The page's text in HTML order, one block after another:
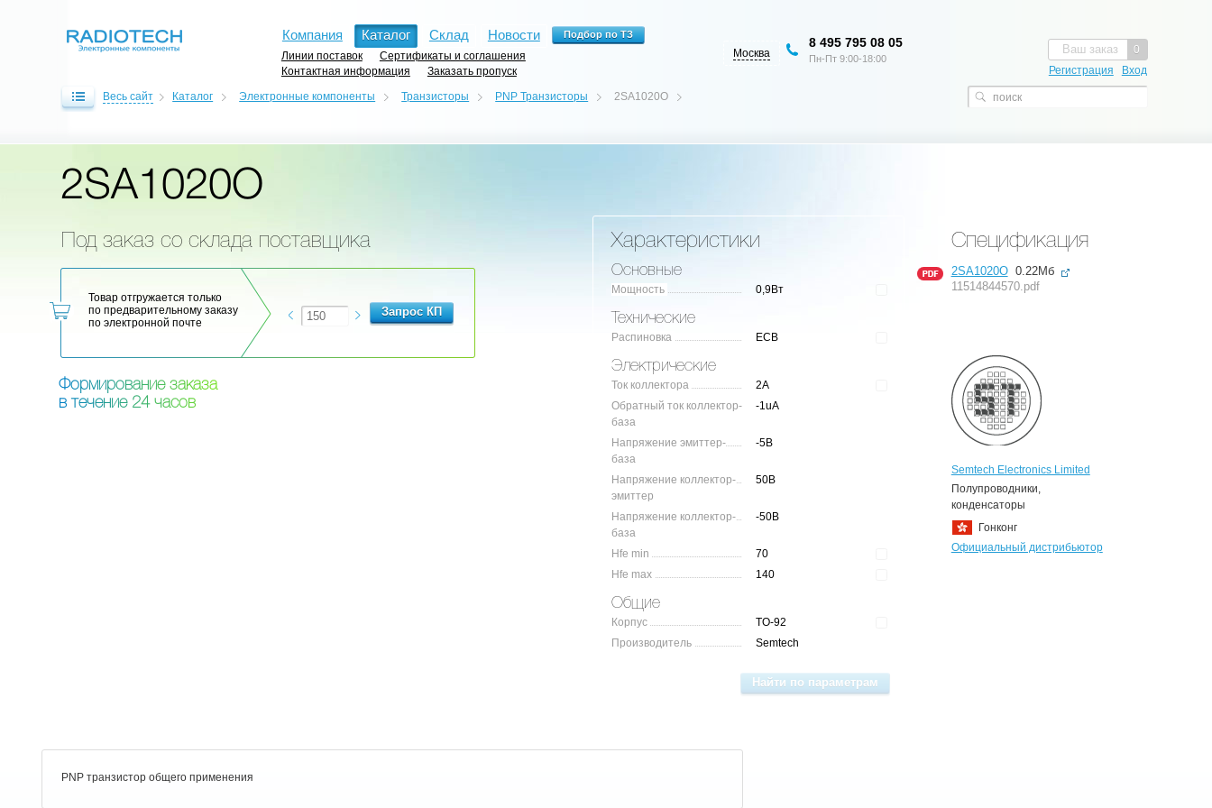
Компания Каталог Склад Новости
Линии поставок
Сертификаты и соглашения
Контактная информация
Заказать пропуск
0
Ваш заказ
Регистрация Вход
Москва
8 495 795 08 05
Пн-Пт 9:00-18:00
Весь сайт Каталог Электронные компоненты Транзисторы PNP Транзисторы 2SA1020O
2SA1020O
Под заказ со склада поставщика
Товар отгружается только
по предварительному заказу
по электронной почте
Формирование заказа
в течение 24 часов
Характеристики
Основные
Мощность 0,9Вт
Технические
Распиновка ECB
Электрические
Ток коллектора
2А
Обратный ток коллектор-
база
-1uA
Напряжение эмиттер-
база
-5В
Напряжение коллектор-
эмиттер
50В
Напряжение коллектор-
база
-50В
Hfe min
70
Hfe max
140
Общие
Корпус
TO-92
Производитель
Semtech
Спецификация
2SA1020O 0.22Мб
11514844570.pdf
Semtech Electronics Limited
Полупроводники,
конденсаторы
Гонконг
Официальный дистрибьютор
PNP транзистор общего применения